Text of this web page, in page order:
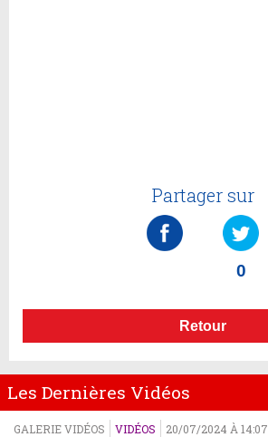
Partager sur
0
Retour
Les Dernières Vidéos
GALERIE VIDÉOS VIDÉOS 20/07/2024 À 14:07